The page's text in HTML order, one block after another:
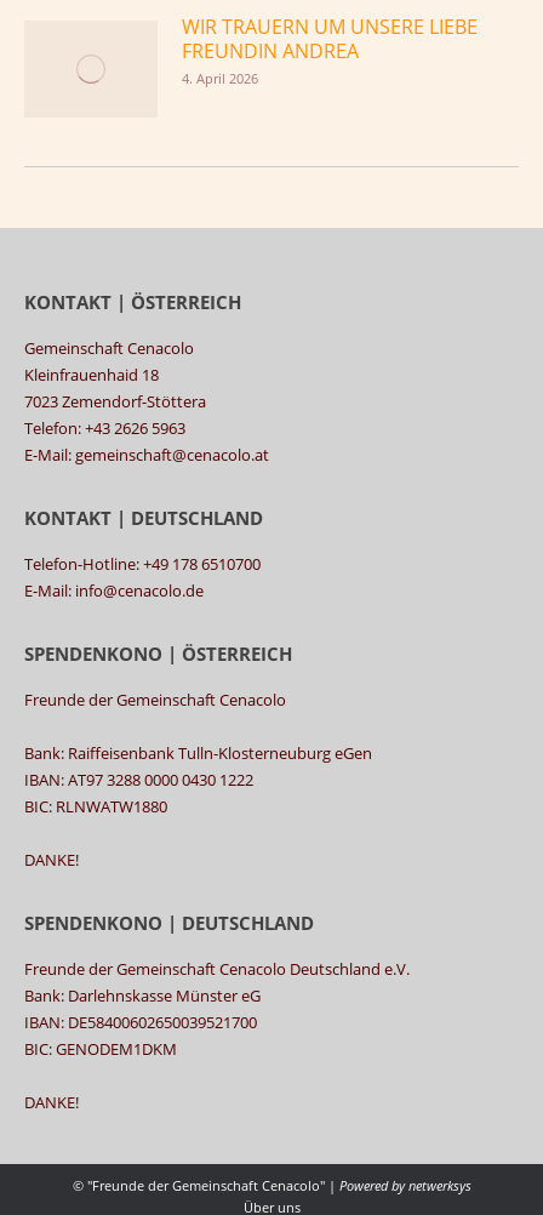
WIR TRAUERN UM UNSERE LIEBE
FREUNDIN ANDREA
4. April 2026
KONTAKT | ÖSTERREICH
Gemeinschaft Cenacolo
Kleinfrauenhaid 18
7023 Zemendorf-Stöttera
Telefon: +43 2626 5963
E-Mail: gemeinschaft@cenacolo.at
KONTAKT | DEUTSCHLAND
Telefon-Hotline: +49 178 6510700
E-Mail: info@cenacolo.de
SPENDENKONO | ÖSTERREICH
Freunde der Gemeinschaft Cenacolo
Bank: Raiffeisenbank Tulln-Klosterneuburg eGen
IBAN: AT97 3288 0000 0430 1222
BIC: RLNWATW1880
DANKE!
SPENDENKONO | DEUTSCHLAND
Freunde der Gemeinschaft Cenacolo Deutschland e.V.
Bank: Darlehnskasse Münster eG
IBAN: DE58400602650039521700
BIC: GENODEM1DKM
DANKE!
© "Freunde der Gemeinschaft Cenacolo" | Powered bynetwerksys
Über uns